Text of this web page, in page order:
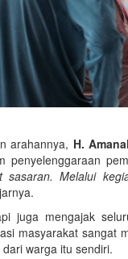
arahannya, H.
penyelenggaraan
sasaran. Melalui
juga mengajak
masyarakat sangat
warga itu sendiri.